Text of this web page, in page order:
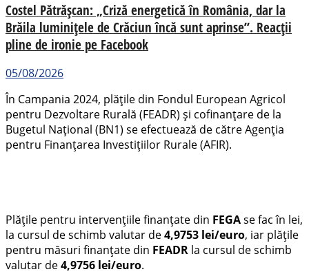
Costel Pătrășcan: „Criză energetică în România, dar la
Brăila luminițele de Crăciun încă sunt aprinse”. Reacții
pline de ironie pe Facebook
05/08/2026
În Campania 2024, plățile din Fondul European Agricol
pentru Dezvoltare Rurală (FEADR) și cofinanțare de la
Bugetul Național (BN1) se efectuează de către Agenția
pentru Finanțarea Investițiilor Rurale (AFIR).
Plăţile pentru intervențiile finanțate din FEGAse fac în lei,
la cursul de schimb valutar de4,9753 lei/euro, iar plățile
pentru măsuri finanțate din FEADR la cursul de schimb
valutar de4,9756 lei/euro.